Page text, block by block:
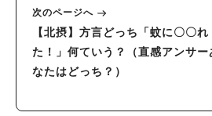
次のページへ
【北摂】方言どっち「蚊に〇〇れ
た！」何ていう？（直感アンサー
なたはどっち？）